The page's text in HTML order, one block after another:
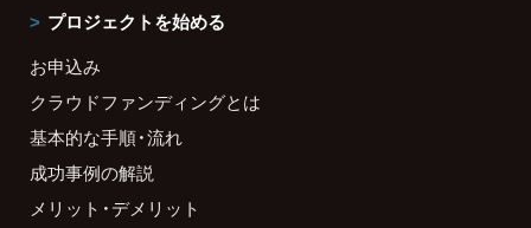
プロジェクトを始める
お申込み
クラウドファンディングとは
基本的な手順・流れ
成功事例の解説
メリット・デメリット